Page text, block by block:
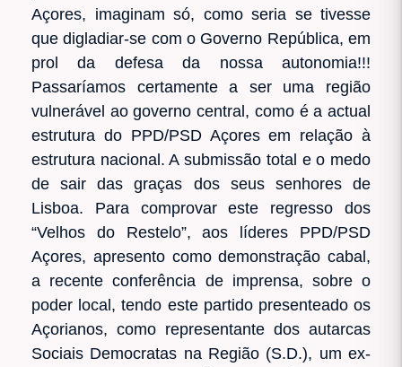
Açores, imaginam só, como seria se tivesse
que digladiar-se com o Governo República, em
prol da defesa da nossa autonomia!!!
Passaríamos certamente a ser uma região
vulnerável ao governo central, como é a actual
estrutura do PPD/PSD Açores em relação à
estrutura nacional. A submissão total e o medo
de sair das graças dos seus senhores de
Lisboa. Para comprovar este regresso dos
“Velhos do Restelo”, aos líderes PPD/PSD
Açores, apresento como demonstração cabal,
a recente conferência de imprensa, sobre o
poder local, tendo este partido presenteado os
Açorianos, como representante dos autarcas
Sociais Democratas na Região (S.D.), um ex-